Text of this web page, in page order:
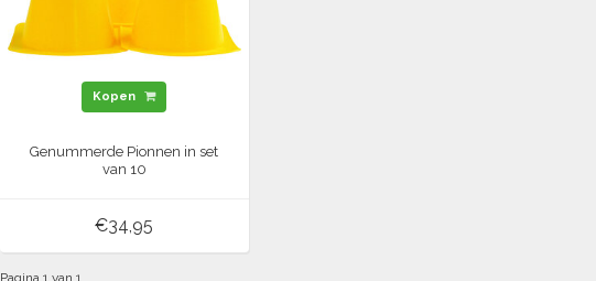
Kopen
Genummerde Pionnen in set
van 10
€34,95
Pagina 1 van 1